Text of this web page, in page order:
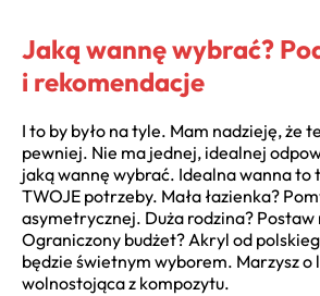
Jaką wannę wybrać?
i rekomendacje
I to by było na tyle. Mam nadzieję, że
pewniej. Nie ma jednej, idealnej
jaką wannę wybrać. Idealna wanna to
TWOJE potrzeby. Mała łazienka?
asymetrycznej. Duża rodzina? Postaw
Ograniczony budżet? Akryl od
będzie świetnym wyborem. Marzysz o
wolnostojąca z kompozytu.